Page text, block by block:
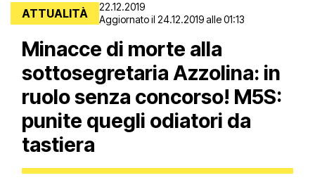
ATTUALITÀ
22.12.2019
Aggiornato il 24.12.2019 alle 01:13
Minacce di morte alla
sottosegretaria Azzolina: in
ruolo senza concorso! M5S:
punite quegli odiatori da
tastiera